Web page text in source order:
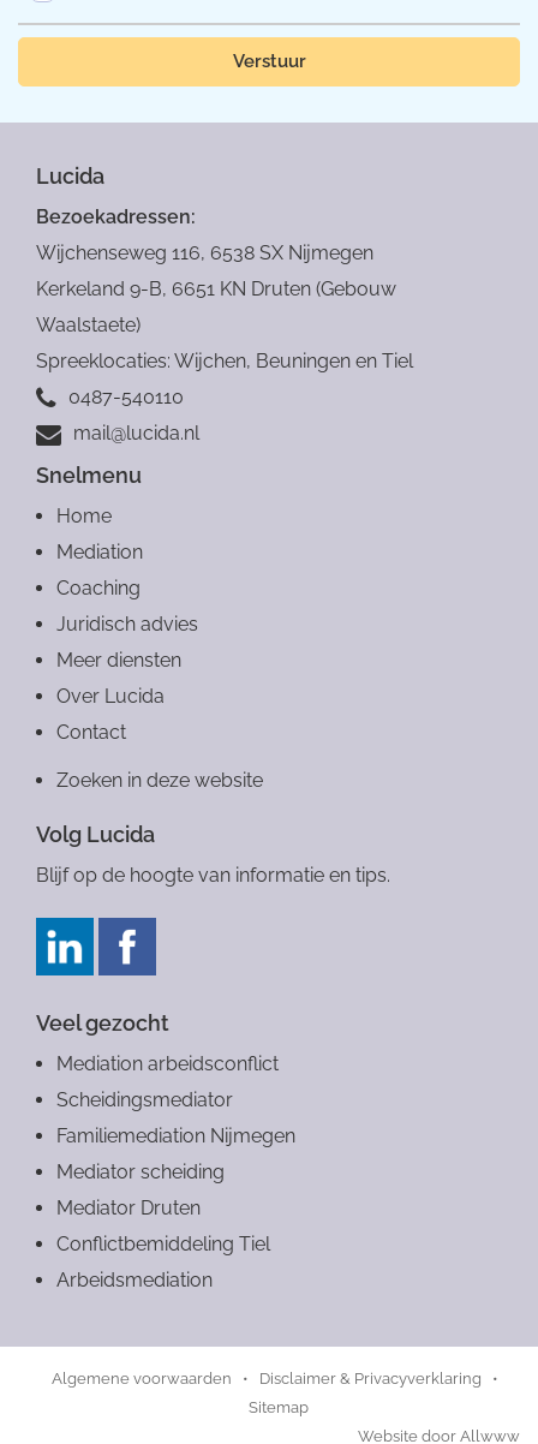
Verstuur
Lucida
Bezoekadressen:
Wijchenseweg 116, 6538 SX Nijmegen
Kerkeland 9-B, 6651 KN Druten (Gebouw
Waalstaete)
Spreeklocaties: Wijchen, Beuningen en Tiel
0487-540110
mail@lucida.nl
Snelmenu
Home
Mediation
Coaching
Juridisch advies
Meer diensten
Over Lucida
Contact
Zoeken in deze website
Volg Lucida
Blijf op de hoogte van informatie en tips.
Veel gezocht
Mediation arbeidsconflict
Scheidingsmediator
Familiemediation Nijmegen
Mediator scheiding
Mediator Druten
Conflictbemiddeling Tiel
Arbeidsmediation
Algemene voorwaarden • Disclaimer & Privacyverklaring •
Sitemap
Website door Allwww